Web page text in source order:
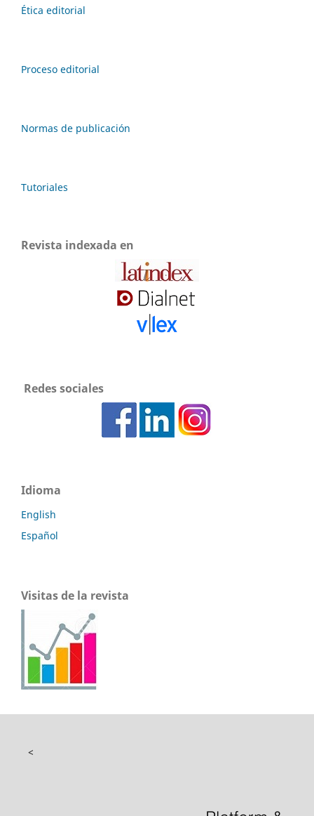
Ética editorial
Proceso editorial
Normas de publicación
Tutoriales
Revista indexada en
Redes sociales
Idioma
English
Español
Visitas de la revista
<